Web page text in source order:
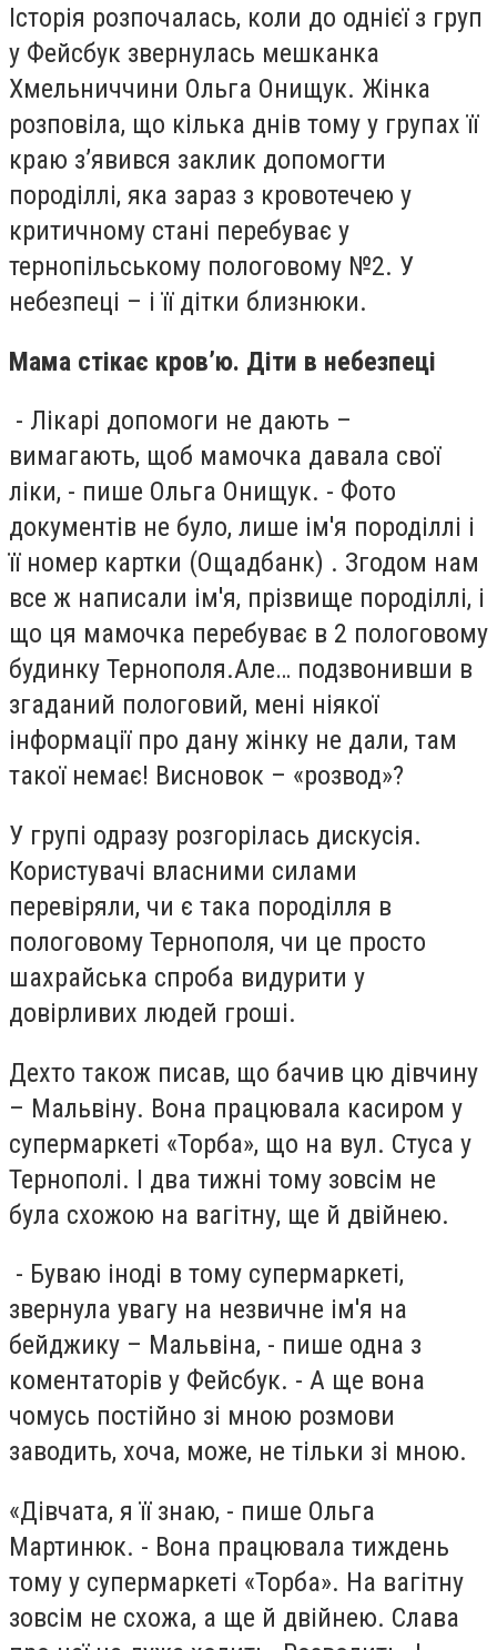
Історія розпочалась, коли до однієї з груп
у Фейсбук звернулась мешканка
Хмельниччини Ольга Онищук. Жінка
розповіла, що кілька днів тому у групах її
краю з’явився заклик допомогти
породіллі, яка зараз з кровотечею у
критичному стані перебуває у
тернопільському пологовому №2. У
небезпеці – і її дітки близнюки.
Мама стікає кров’ю. Діти в небезпеці
- Лікарі допомоги не дають –
вимагають, щоб мамочка давала свої
ліки, - пише Ольга Онищук. - Фото
документів не було, лише ім'я породіллі і
її номер картки (Ощадбанк) . Згодом нам
все ж написали ім'я, прізвище породіллі, і
що ця мамочка перебуває в 2 пологовому
будинку Тернополя.Але… подзвонивши в
згаданий пологовий, мені ніякої
інформації про дану жінку не дали, там
такої немає! Висновок – «розвод»?
У групі одразу розгорілась дискусія.
Користувачі власними силами
перевіряли, чи є така породілля в
пологовому Тернополя, чи це просто
шахрайська спроба видурити у
довірливих людей гроші.
Дехто також писав, що бачив цю дівчину
– Мальвіну. Вона працювала касиром у
супермаркеті «Торба», що на вул. Стуса у
Тернополі. І два тижні тому зовсім не
була схожою на вагітну, ще й двійнею.
- Буваю іноді в тому супермаркеті,
звернула увагу на незвичне ім'я на
бейджику – Мальвіна, - пише одна з
коментаторів у Фейсбук. - А ще вона
чомусь постійно зі мною розмови
заводить, хоча, може, не тільки зі мною.
«Дівчата, я її знаю, - пише Ольга
Мартинюк. - Вона працювала тиждень
тому у супермаркеті «Торба». На вагітну
зовсім не схожа, а ще й двійнею. Слава